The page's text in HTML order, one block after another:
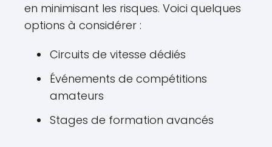
en minimisant les risques. Voici quelques
options à considérer :
Circuits de vitesse dédiés
Événements de compétitions
amateurs
Stages de formation avancés